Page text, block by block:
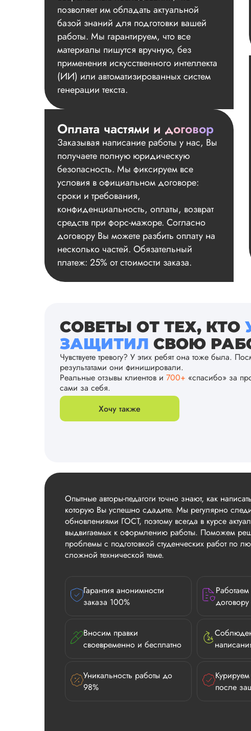
позволяет им обладать актуальной
базой знаний для подготовки вашей
работы. Мы гарантируем, что все
материалы пишутся вручную, без
применения искусственного интеллекта
(ИИ) или автоматизированных систем
генерации текста.
Оплата частями и договор
Заказывая написание работы у нас, Вы
получаете полную юридическую
безопасность. Мы фиксируем все
условия в официальном договоре:
сроки и требования,
конфиденциальность, оплаты, возврат
средств при форс-мажоре. Согласно
договору Вы можете разбить оплату на
несколько частей. Обязательный
платеж: 25% от стоимости заказа.
СОВЕТЫ ОТ ТЕХ, КТО
ЗАЩИТИЛ СВОЮ
Чувствуете тревогу? У этих ребят она тоже была.
результатами они финишировали.
Реальные отзывы клиентов и 700+ «спасибо» за
сами за себя.
Хочу также
Опытные авторы-педагоги точно знают, как
которую Вы успешно сдадите. Мы регулярно
обновлениями ГОСТ, поэтому всегда в курсе
выдвигаемых к оформлению работы. Поможем
проблемы с подготовкой студенческих работ по
сложной технической теме.
Гарантия анонимности
заказа 100%
договору
Вносим правки
своевременно и бесплатно
Уникальность работы до
98%
после